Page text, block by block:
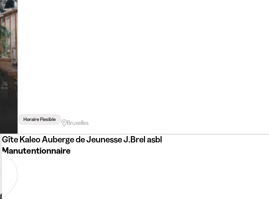
Horaire Flexible Bruxelles
Gîte Kaleo Auberge de Jeunesse J.Brel asbl
Manutentionnaire